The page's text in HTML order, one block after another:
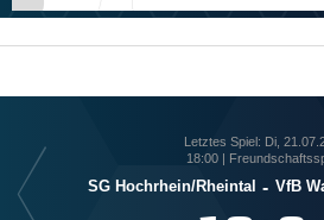
Letztes Spiel: Di,
18:00 |
SG Hochrhein/​Rheintal - VfB